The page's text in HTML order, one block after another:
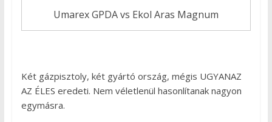
Umarex GPDA vs Ekol Aras Magnum
Két gázpisztoly, két gyártó ország, mégis UGYANAZ
AZ ÉLES eredeti. Nem véletlenül hasonlítanak nagyon
egymásra.